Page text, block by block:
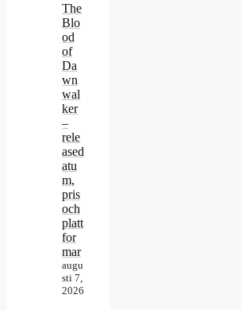
The
Blo
od
of
Da
wn
wal
ker
–
rele
ased
atu
m,
pris
och
platt
for
mar
augu
sti 7,
2026